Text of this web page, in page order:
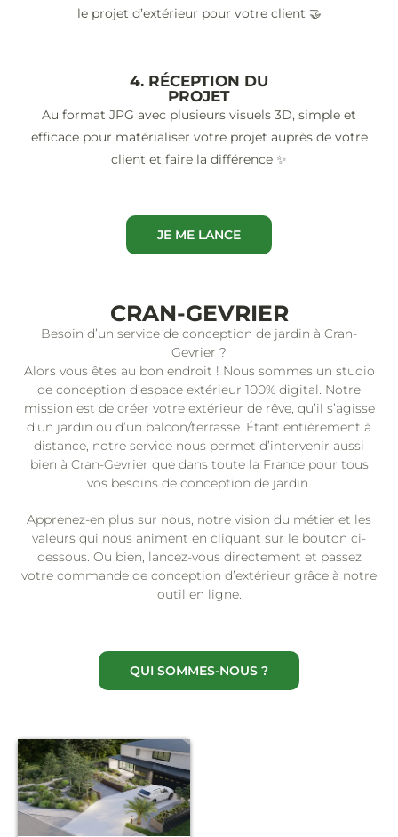
le projet d’extérieur pour votre client 🤝
4. RÉCEPTION DU
PROJET
Au format JPG avec plusieurs visuels 3D, simple et
efficace pour matérialiser votre projet auprès de votre
client et faire la différence ✨
JE ME LANCE
CRAN-GEVRIER
Besoin d’un service de conception de jardin à Cran-
Gevrier ?
Alors vous êtes au bon endroit ! Nous sommes un studio
de conception d’espace extérieur 100% digital. Notre
mission est de créer votre extérieur de rêve, qu’il s’agisse
d’un jardin ou d’un balcon/terrasse. Étant entièrement à
distance, notre service nous permet d’intervenir aussi
bien à Cran-Gevrier que dans toute la France pour tous
vos besoins de conception de jardin.
Apprenez-en plus sur nous, notre vision du métier et les
valeurs qui nous animent en cliquant sur le bouton ci-
dessous. Ou bien, lancez-vous directement et passez
votre commande de conception d’extérieur grâce à notre
outil en ligne.
QUI SOMMES-NOUS ?